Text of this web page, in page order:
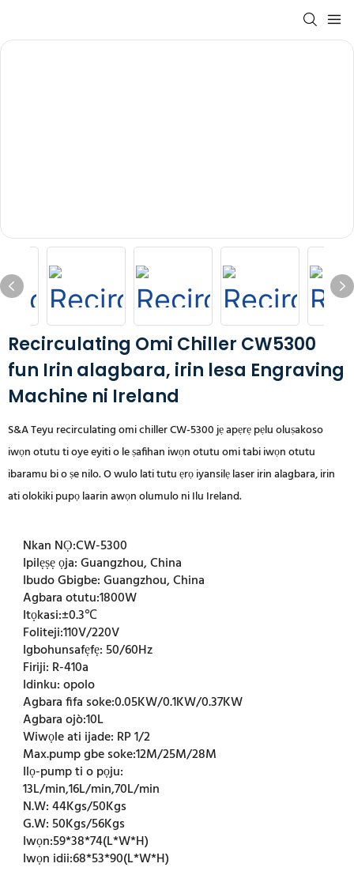
Recirculating Omi Chiller CW5300
fun Irin alagbara, irin lesa Engraving
Machine ni Ireland
S&A Teyu recirculating omi chiller CW-5300 jẹ apẹrẹ pẹlu oluṣakoso
iwọn otutu ti oye eyiti o le ṣafihan iwọn otutu omi tabi iwọn otutu
ibaramu bi o ṣe nilo. O wulo lati tutu ẹrọ iyansilẹ laser irin alagbara, irin
ati olokiki pupọ laarin awọn olumulo ni Ilu Ireland.
Nkan NỌ:CW-5300
Ipilẹṣẹ ọja:Guangzhou, China
Ibudo Gbigbe:Guangzhou, China
Agbara otutu:1800W
Itọkasi:±0.3℃
Foliteji:110V/220V
Igbohunsafẹfẹ:50/60Hz
Firiji: R-410a
Idinku:opolo
Agbara fifa soke:0.05KW/0.1KW/0.37KW
Agbara ojò:10L
Wiwọle ati ijade: RP 1/2
Max.pump gbe soke:12M/25M/28M
Ilọ-pump ti o pọju:
13L/min,16L/min,70L/min
N.W:44Kgs/50Kgs
G.W:50Kgs/56Kgs
Iwọn:59*38*74(L*W*H)
Iwọn idii:68*53*90(L*W*H)